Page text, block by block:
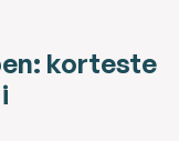
korteste